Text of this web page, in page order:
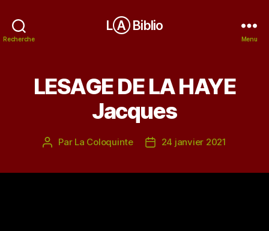
Recherche
LⒶ Biblio
Menu
LESAGE DE LA HAYE
Jacques
Auteur
Par La Coloquinte
Date24 janvier 2021